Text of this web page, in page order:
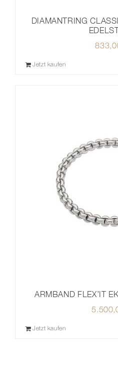
DIAMANTRING
Jetzt kaufen
ARMBAND FLEX’IT
Jetzt kaufen